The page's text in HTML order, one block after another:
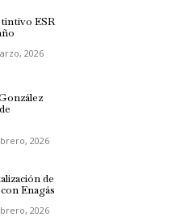
ESR
2026
2026
de
Enagás
2026